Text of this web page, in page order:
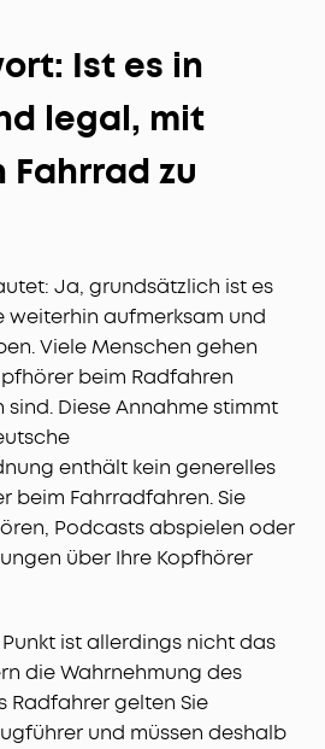
Ist es in
legal, mit
Fahrrad zu
Ja, grundsätzlich ist es
weiterhin aufmerksam und
Viele Menschen gehen
beim Radfahren
Diese Annahme stimmt
enthält kein generelles
beim Fahrradfahren. Sie
Podcasts abspielen oder
über Ihre Kopfhörer
ist allerdings nicht das
die Wahrnehmung des
Radfahrer gelten Sie
und müssen deshalb